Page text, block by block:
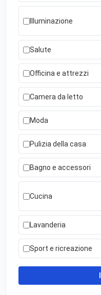
Illuminazione
Salute
Officina e attrezzi
Camera da letto
Moda
Pulizia della casa
Bagno e accessori
Cucina
Lavanderia
Sport e ricreazione